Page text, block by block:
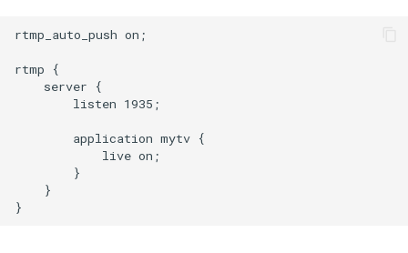
rtmp_auto_push on;
rtmp {
    server {
        listen 1935;
        application mytv {
            live on;
        }
    }